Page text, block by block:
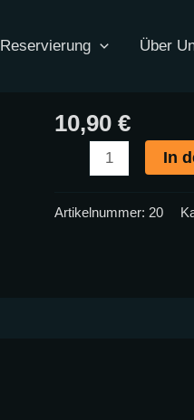
Reservierung Über
VORSPEISEN
10,90 €
In
Artikelnummer: 20